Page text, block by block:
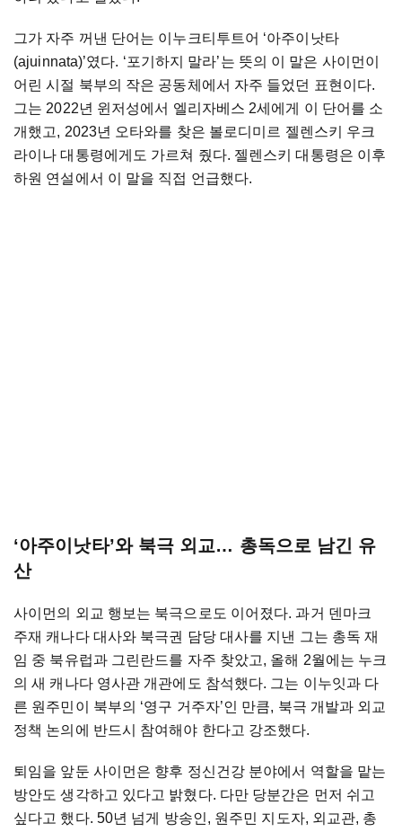
그가 자주 꺼낸 단어는 이누크티투트어 ‘아주이낫타
(ajuinnata)’였다. ‘포기하지 말라’는 뜻의 이 말은 사이먼이
어린 시절 북부의 작은 공동체에서 자주 들었던 표현이다.
그는 2022년 윈저성에서 엘리자베스 2세에게 이 단어를 소
개했고, 2023년 오타와를 찾은 볼로디미르 젤렌스키 우크
라이나 대통령에게도 가르쳐 줬다. 젤렌스키 대통령은 이후
하원 연설에서 이 말을 직접 언급했다.
‘아주이낫타’와 북극 외교… 총독으로 남긴 유
산
사이먼의 외교 행보는 북극으로도 이어졌다. 과거 덴마크
주재 캐나다 대사와 북극권 담당 대사를 지낸 그는 총독 재
임 중 북유럽과 그린란드를 자주 찾았고, 올해 2월에는 누크
의 새 캐나다 영사관 개관에도 참석했다. 그는 이누잇과 다
른 원주민이 북부의 ‘영구 거주자’인 만큼, 북극 개발과 외교
정책 논의에 반드시 참여해야 한다고 강조했다.
퇴임을 앞둔 사이먼은 향후 정신건강 분야에서 역할을 맡는
방안도 생각하고 있다고 밝혔다. 다만 당분간은 먼저 쉬고
싶다고 했다. 50년 넘게 방송인, 원주민 지도자, 외교관, 총